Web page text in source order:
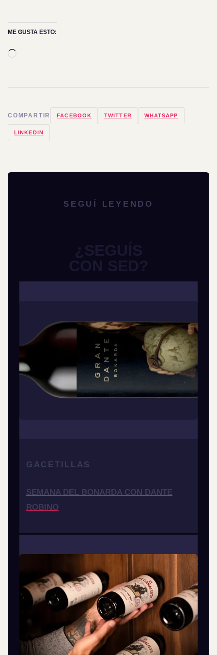
ME GUSTA ESTO:
Cargando...
COMPARTIR FACEBOOK TWITTER WHATSAPP
LINKEDIN
SEGUÍ LEYENDO
¿SEGUÍS
CON SED?
GACETILLAS
SEMANA DEL BONARDA CON DANTE
ROBINO